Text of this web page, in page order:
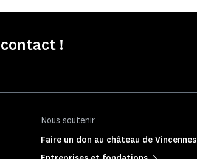
!
Nous soutenir
Faire un don au château de Vincennes